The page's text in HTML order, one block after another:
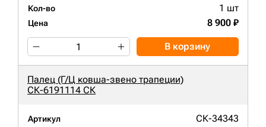
Кол-во 1 шт
Цена 8 900 ₽
В корзину
Палец (Г/Ц ковша-звено трапеции)
СК-6191114 СК
Артикул СК-34343